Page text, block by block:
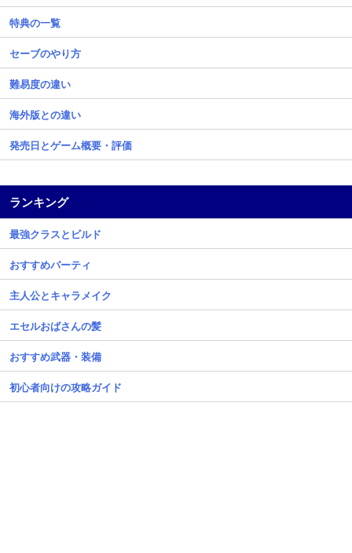
特典の一覧
セーブのやり方
難易度の違い
海外版との違い
発売日とゲーム概要・評価
ランキング
最強クラスとビルド
おすすめパーティ
主人公とキャラメイク
エセルおばさんの髪
おすすめ武器・装備
初心者向けの攻略ガイド